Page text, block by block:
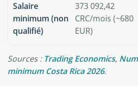
Salaire
minimum (non
qualifié)
373 092,42
CRC/mois (~680
EUR)
Sources : Trading Economics,
minimum Costa Rica 2026.